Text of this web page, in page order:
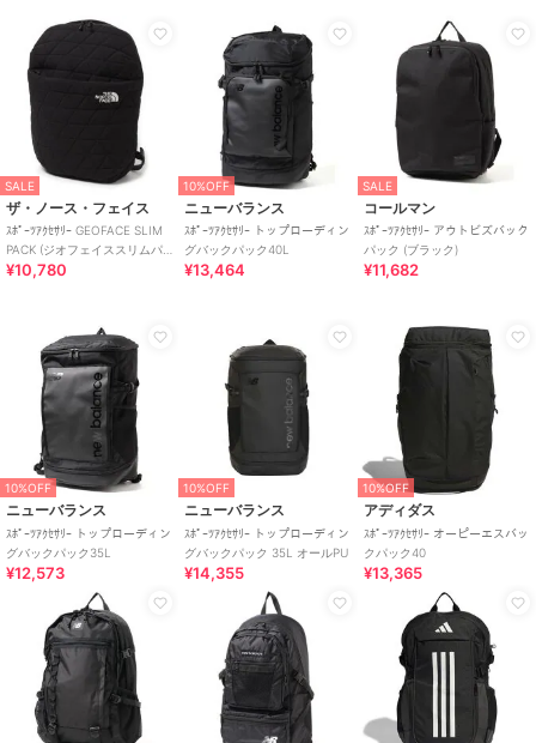
SALE
ザ・ノース・フェイス
ｽﾎﾟｰﾂｱｸｾｻﾘｰ GEOFACE SLIM
PACK (ジオフェイススリムパ
ック)
¥10,780
10%OFF
ニューバランス
ｽﾎﾟｰﾂｱｸｾｻﾘｰ トップローディン
グバックパック40L
¥13,464
SALE
コールマン
ｽﾎﾟｰﾂｱｸｾｻﾘｰ アウトビズバック
パック (ブラック)
¥11,682
10%OFF
ニューバランス
ｽﾎﾟｰﾂｱｸｾｻﾘｰ トップローディン
グバックパック35L
¥12,573
10%OFF
ニューバランス
ｽﾎﾟｰﾂｱｸｾｻﾘｰ トップローディン
グバックパック 35L オールPU
¥14,355
10%OFF
アディダス
ｽﾎﾟｰﾂｱｸｾｻﾘｰ オーピーエスバッ
クパック40
¥13,365